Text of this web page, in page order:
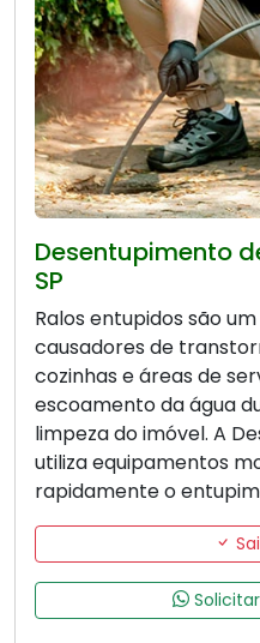
Desentupimento
SP
Ralos entupidos são
causadores de
cozinhas e áreas de
escoamento da água
limpeza do imóvel. A
utiliza equipamentos
rapidamente o